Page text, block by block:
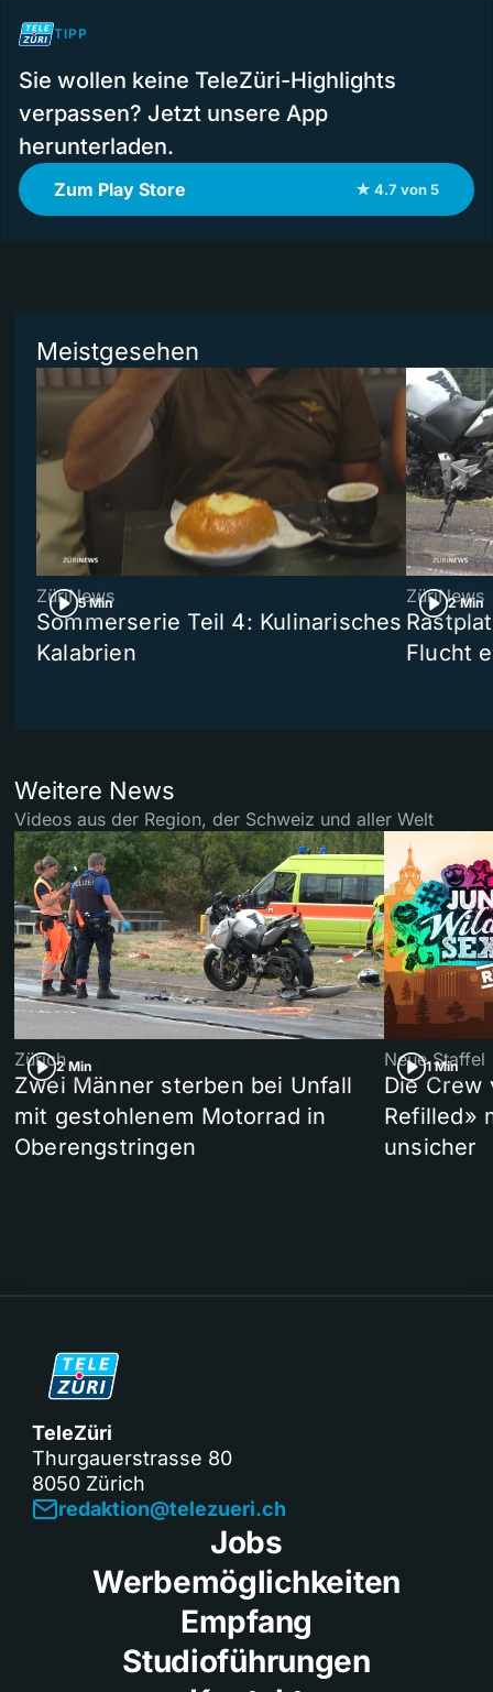
TIPP
Sie wollen keine TeleZüri-Highlights
verpassen? Jetzt unsere App
herunterladen.
Zum Play Store ★ 4.7 von 5
Meistgesehen
5 Min
ZüriNews
Sommerserie Teil 4: Kulinarisches
Kalabrien
2 Min
ZüriNews
Flucht
Weitere News
Videos aus der Region, der Schweiz und aller Welt
2 Min
Zürich
Zwei Männer sterben bei Unfall
mit gestohlenem Motorrad in
Oberengstringen
1 Min
Neue Staffel
Die Crew
Refilled»
unsicher
TeleZüri
Thurgauerstrasse 80
8050 Zürich
redaktion@telezueri.ch
Jobs
Werbemöglichkeiten
Empfang
Studioführungen